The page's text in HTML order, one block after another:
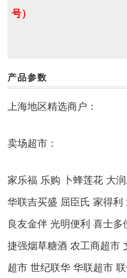
号）
产品参数
上海地区精选商户：
卖场超市：
家乐福 乐购 卜蜂莲花 大
华联吉买盛 屈臣氏 家得利
良友金伴 光明便利 喜士多
捷强烟草糖酒 农工商超市
超市 世纪联华 华联超市